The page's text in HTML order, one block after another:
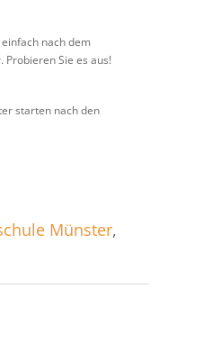
nach dem
Probieren Sie es aus!
starten nach den
Münster,